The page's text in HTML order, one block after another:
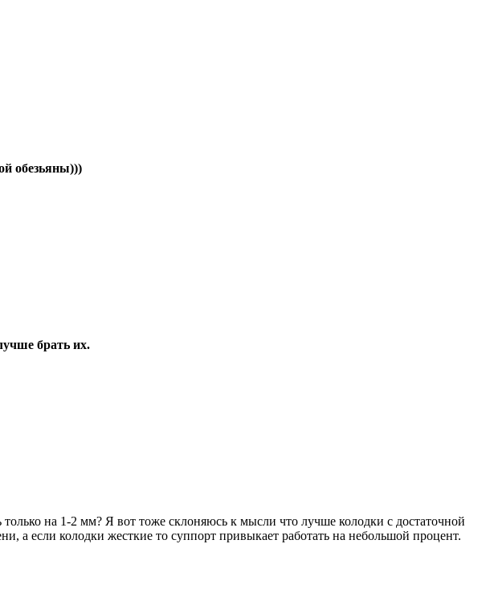
обезьяны)))
брать их.
только на 1-2 мм? Я вот тоже склоняюсь к мысли что лучше колодки с достаточной
а если колодки жесткие то суппорт привыкает работать на небольшой процент.